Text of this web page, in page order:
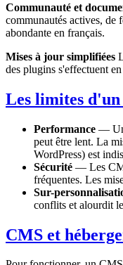
Communauté et
communautés actives, de
abondante en français.
Mises à jour simplifiées
des plugins s'effectuent
Les limites
Performance — Un
peut être lent. La
WordPress) est
Sécurité — Les
fréquentes. Les
Sur-
conflits et alourdit
CMS et